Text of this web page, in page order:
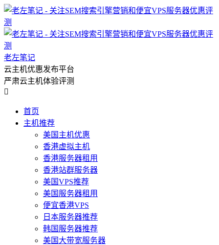
老左笔记
云主机优惠发布平台
严肃云主机体验评测

首页
主机推荐
美国主机优惠
香港虚拟主机
香港服务器租用
香港站群服务器
美国VPS推荐
美国服务器租用
便宜香港VPS
日本服务器推荐
韩国服务器推荐
美国大带宽服务器